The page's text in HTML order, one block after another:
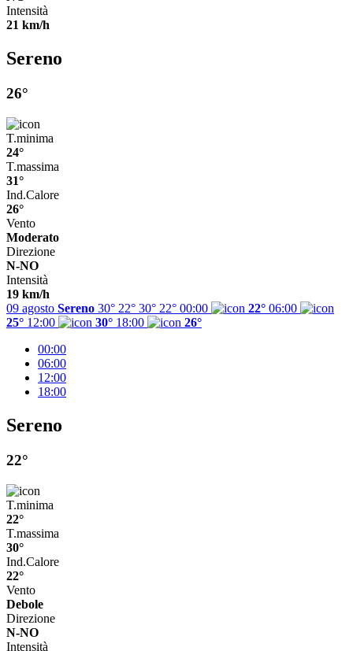
Intensità
21 km/h
Sereno
26°
T.minima
24°
T.massima
31°
Ind.Calore
26°
Vento
Moderato
Direzione
N-NO
Intensità
19 km/h
09 agosto Sereno 30° 22° 30° 22° 00:00 22° 06:00
25° 12:00 30° 18:00
26°
00:00
06:00
12:00
18:00
Sereno
22°
T.minima
22°
T.massima
30°
Ind.Calore
22°
Vento
Debole
Direzione
N-NO
Intensità